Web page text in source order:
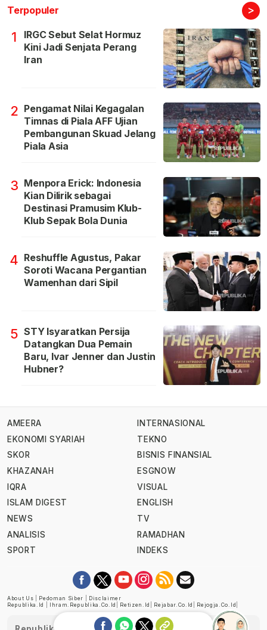
Terpopuler >
1
IRGC Sebut Selat Hormuz
Kini Jadi Senjata Perang
Iran
2 Pengamat Nilai Kegagalan
Timnas di Piala AFF Ujian
Pembangunan Skuad Jelang
Piala Asia
3 Menpora Erick: Indonesia
Kian Dilirik sebagai
Destinasi Pramusim Klub-
Klub Sepak Bola Dunia
4 Reshuffle Agustus, Pakar
Soroti Wacana Pergantian
Wamenhan dari Sipil
5 STY Isyaratkan Persija
Datangkan Dua Pemain
Baru, Ivar Jenner dan Justin
Hubner?
AMEERA
EKONOMI SYARIAH
SKOR
KHAZANAH
IQRA
ISLAM DIGEST
NEWS
ANALISIS
SPORT
INTERNASIONAL
TEKNO
BISNIS FINANSIAL
ESGNOW
VISUAL
ENGLISH
TV
RAMADHAN
INDEKS
About Us Pedoman Siber
Disclaimer
Republika.id
Ihram.republika.co.id Retizen.id Rejabar.co.id Rejogja.co.id